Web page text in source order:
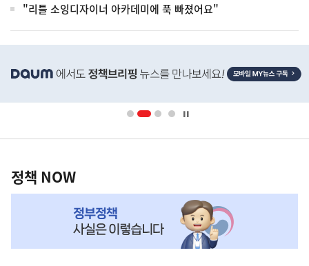
"리틀 소잉디자이너 아카데미에 푹 빠졌어요"
단
영
책
NOW,
정책 NOW